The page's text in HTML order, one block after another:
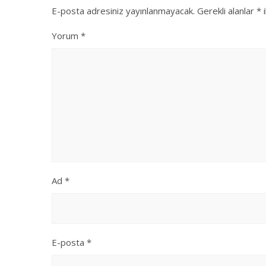
E-posta adresiniz yayınlanmayacak. Gerekli alanlar *
Yorum *
Ad *
E-posta *